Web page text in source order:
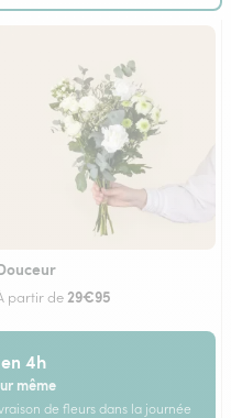
partir de29€95
4h
même
de fleurs dans la journée